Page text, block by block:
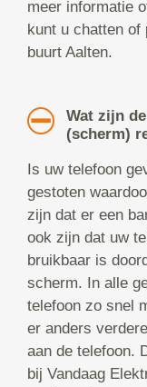
meer informatie
kunt u chatten of
buurt Aalten.
Wat zijn
(scherm)
Is uw telefoon
gestoten
zijn dat er een
ook zijn dat uw
bruikbaar is
scherm. In alle
telefoon zo snel
er anders
aan de telefoon.
bij Vandaag